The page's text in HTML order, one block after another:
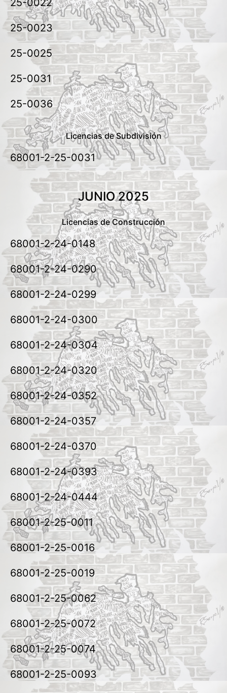
25-0022
25-0023
25-0025
25-0031
25-0036
Licencias de Subdivisión
68001-2-25-0031
JUNIO 2025
Licencias de Construcción
68001-2-24-0148
68001-2-24-0290
68001-2-24-0299
68001-2-24-0300
68001-2-24-0304
68001-2-24-0320
68001-2-24-0352
68001-2-24-0357
68001-2-24-0370
68001-2-24-0393
68001-2-24-0444
68001-2-25-0011
68001-2-25-0016
68001-2-25-0019
68001-2-25-0062
68001-2-25-0072
68001-2-25-0074
68001-2-25-0093